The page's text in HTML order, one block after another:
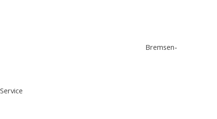
Bremsen-
Service